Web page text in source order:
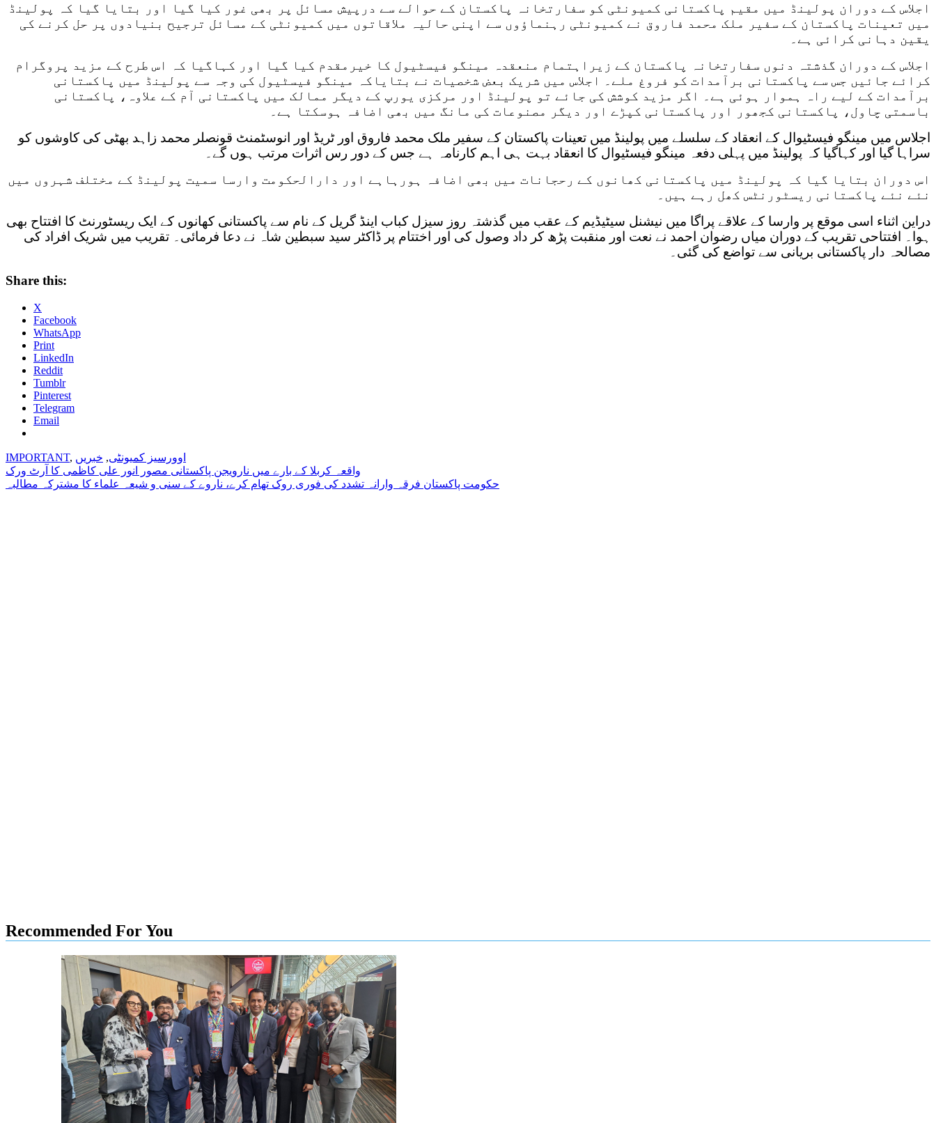
اجلاس کے دوران پولینڈ میں مقیم پاکستانی کمیونٹی کو سفارتخانہ پاکستان کے حوالے سے درپیش مسائل پر بھی غور کیا گیا اور بتایا گیا کہ پولینڈ
میں تعینات پاکستان کے سفیر ملک محمد فاروق نے کمیونٹی رہنماؤوں سے اپنی حالیہ ملاقاتوں میں کمیونٹی کے مسائل ترجیح بنیادوں پر حل کرنے کی
یقین دہانی کرائی ہے۔
اجلاس کے دوران گذشتہ دنوں سفارتخانہ پاکستان کے زیراہتمام منعقدہ مینگو فیسٹیول کا خیرمقدم کیا گیا اور کہاگیا کہ اس طرح کے مزید پروگرام
کرائے جائیں جس سے پاکستانی برآمدات کو فروغ ملے۔ اجلاس میں شریک بعض شخصیات نے بتایاکہ مینگو فیسٹیول کی وجہ سے پولینڈ میں پاکستانی
برآمدات کے لیے راہ ہموار ہوئی ہے۔ اگر مزید کوشش کی جائے تو پولینڈ اور مرکزی یورپ کے دیگر ممالک میں پاکستانی آم کے علاوہ، پاکستانی
باسمتی چاول، پاکستانی کجھور اور پاکستانی کپڑے اور دیگر مصنوعات کی مانگ میں بھی اضافہ ہوسکتا ہے۔
اجلاس میں مینگو فیسٹیوال کے انعقاد کے سلسلے میں پولینڈ میں تعینات پاکستان کے سفیر ملک محمد فاروق اور ٹریڈ اور انوسٹمنٹ قونصلر محمد زاہد بھٹی کی کاوشوں کو
سراہا گیا اور کہاگیا کہ پولینڈ میں پہلی دفعہ مینگو فیسٹیوال کا انعقاد بہت ہی اہم کارنامہ ہے جس کے دور رس اثرات مرتب ہوں گے۔
اس دوران بتایا گیا کہ پولینڈ میں پاکستانی کھانوں کے رحجانات میں بھی اضافہ ہورہاہے اور دارالحکومت وارسا سمیت پولینڈ کے مختلف شہروں میں
نئے نئے پاکستانی ریسٹورنٹس کھل رہے ہیں۔
دراین اثناء اسی موقع پر وارسا کے علاقے پراگا میں نیشنل سیٹیڈیم کے عقب میں گذشتہ روز سیزل کباب اینڈ گریل کے نام سے پاکستانی کھانوں کے ایک ریسٹورنٹ کا افتتاح بھی
ہوا۔ افتتاحی تقریب کے دوران میاں رضوان احمد نے نعت اور منقبت پڑھ کر داد وصول کی اور اختتام پر ڈاکٹر سید سبطین شاہ نے دعا فرمائی۔ تقریب میں شریک افراد کی
مصالحہ دار پاکستانی بریانی سے تواضع کی گئی۔
Share this:
X
Facebook
WhatsApp
Print
LinkedIn
Reddit
Tumblr
Pinterest
Telegram
Email
IMPORTANT, اوورسیز کمیونٹی, خبریں
Post
navigation
واقعہ کربلا کے بارے میں نارویجن پاکستانی مصور انور علی کاظمی کا آرٹ ورک
حکومت پاکستان فرقہ وارانہ تشدد کی فوری روک تھام کرے، ناروے کے سنی و شیعہ علماء کا مشترکہ مطالبہ
Recommended For You